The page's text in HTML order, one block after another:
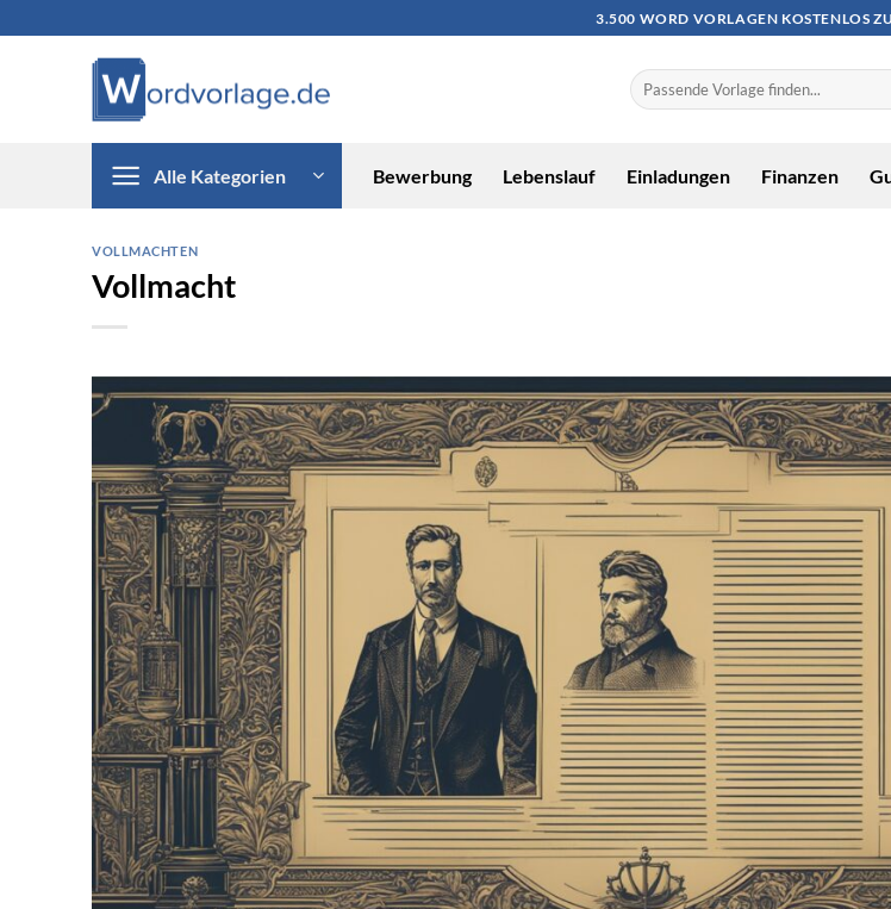
3.500 WORD VORLAGEN KOSTENLOS
Alle Kategorien Bewerbung Lebenslauf Einladungen Finanzen
VOLLMACHTEN
Vollmacht